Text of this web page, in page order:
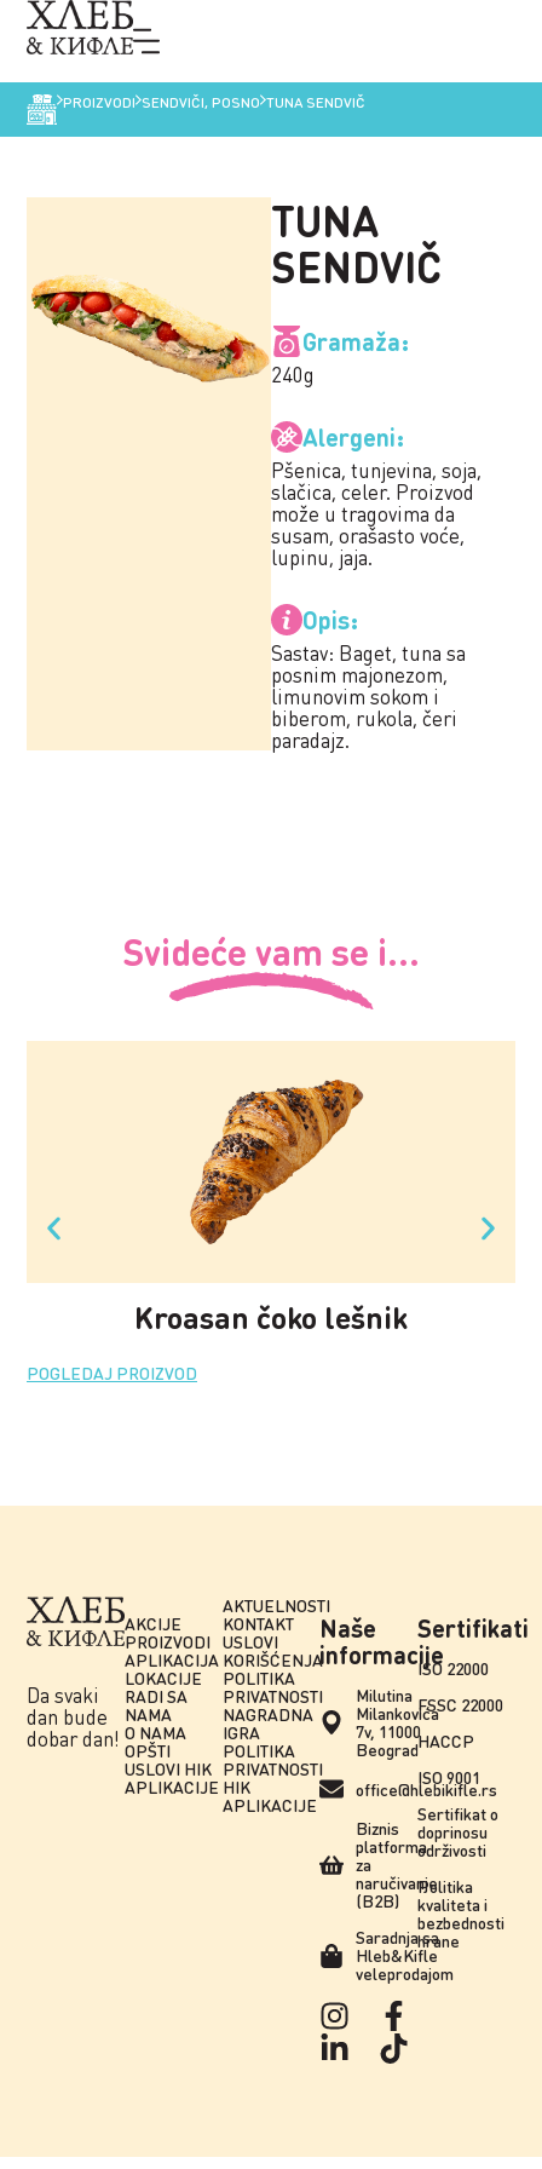
PROIZVODI SENDVIČI,POSNO TUNA SENDVIČ
TUNA
SENDVIČ
Gramaža:
240g
Alergeni:
Pšenica, tunjevina, soja,
slačica, celer. Proizvod
može u tragovima da
susam, orašasto voće,
lupinu, jaja.
Opis:
Sastav: Baget, tuna sa
posnim majonezom,
limunovim sokom i
biberom, rukola, čeri
paradajz.
Svideće vam se i...
Kroasan čoko lešnik
POGLEDAJ PROIZVOD
Da svaki
dan bude
dobar dan!
AKCIJE
PROIZVODI
APLIKACIJA
LOKACIJE
RADI SA
NAMA
O NAMA
OPŠTI
USLOVI HIK
APLIKACIJE
AKTUELNOSTI
KONTAKT
USLOVI
KORIŠĆENJA
POLITIKA
PRIVATNOSTI
NAGRADNA
IGRA
POLITIKA
PRIVATNOSTI
HIK
APLIKACIJE
Sertifikati
ISO 22000
FSSC 22000
HACCP
ISO 9001
Sertifikat o
doprinosu
održivosti
Politika
kvaliteta i
bezbednosti
hrane
Naše
informacije
Milutina
Milankovića
7v, 11000
Beograd
office@hlebikifle.rs
Biznis
platforma
za
naručivanje
(B2B)
Saradnja sa
Hleb&Kifle
veleprodajom